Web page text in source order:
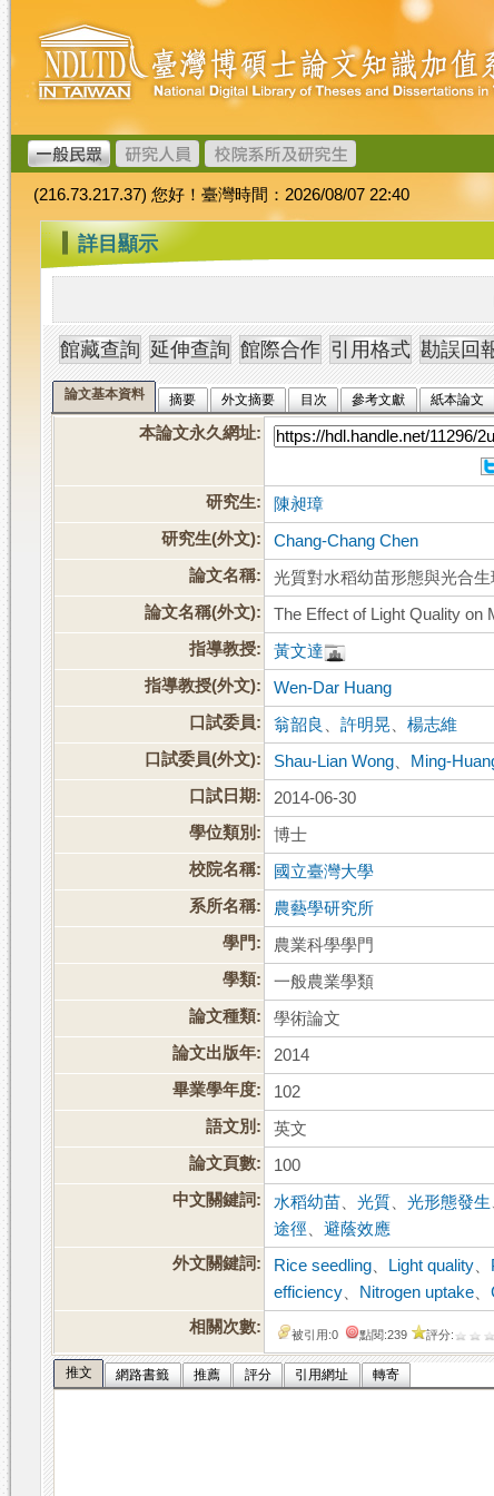
跳
到
主
要
內
容
臺
灣
博
碩
士
論
文
加
值
系
統
(216.73.217.37) 您好！臺灣時間：2026/08/07 22:40
::: 詳目顯示
論文基本資料 摘要 外文摘要 目次 參考文獻 紙本論文
本論文永久網址:
研究生:
陳昶璋
研究生(外文):
Chang-Chang Chen
論文名稱:
光質對水稻幼苗形態與光合
論文名稱(外文):
The Effect of Light Quality on
指導教授:
黃文達
指導教授(外文):
Wen-Dar Huang
口試委員:
翁韶良 、許明晃 、楊志維
口試委員(外文):
Shau-Lian Wong Ming-
口試日期:
2014-06-30
學位類別:
博士
校院名稱:
國立臺灣大學
系所名稱:
農藝學研究所
學門:
農業科學學門
學類:
一般農業學類
論文種類:
學術論文
論文出版年:
2014
畢業學年度:
102
語文別:
英文
論文頁數:
100
中文關鍵詞:
水稻幼苗 、光質 、光形態發生
途徑 、避蔭效應
外文關鍵詞:
Rice seedling Light quality
efficiency
Nitrogen uptake 、
相關次數:
被引用:0 點閱:239 評分:
推文 網路書籤 推薦 評分 引用網址 轉寄